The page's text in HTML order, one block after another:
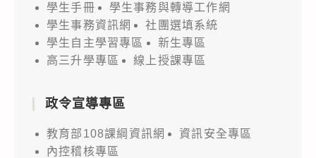
學生手冊
學生事務與轉導工作網
學生事務資訊網
社團選填系統
學生自主學習專區
新生專區
高三升學專區
線上授課專區
政令宣導專區
教育部108課綱資訊網
資訊安全專區
內控稽核專區